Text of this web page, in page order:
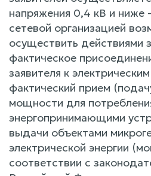
напряжения 0,4 кВ и ниже
сетевой организацией
осуществить действиями
фактическое
заявителя к
фактический прием
мощности для
энергопринимающими
выдачи объектами
электрической энергии
соответствии с